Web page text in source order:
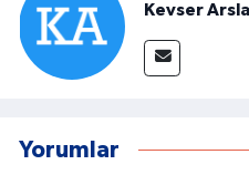
Kevser
Yorumlar